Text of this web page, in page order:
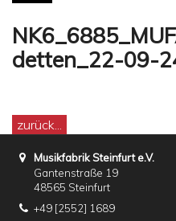
detten_22-09-
zurück...
Musikfabrik Steinfurt e.V.
Gantenstraße 19
48565 Steinfurt
+49 [2552] 1689